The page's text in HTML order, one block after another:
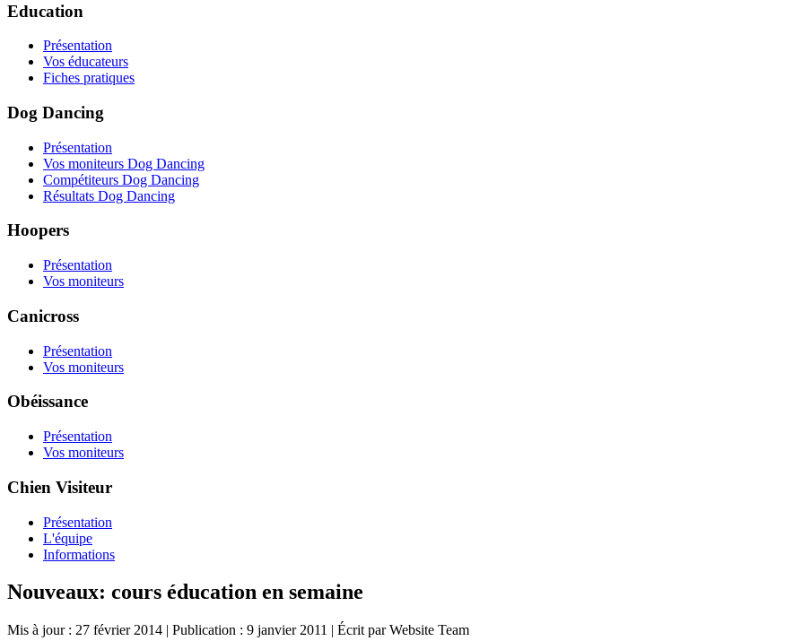
Education
Présentation
Vos éducateurs
Fiches pratiques
Dog Dancing
Présentation
Vos moniteurs Dog Dancing
Compétiteurs Dog Dancing
Résultats Dog Dancing
Hoopers
Présentation
Vos moniteurs
Canicross
Présentation
Vos moniteurs
Obéissance
Présentation
Vos moniteurs
Chien Visiteur
Présentation
L'équipe
Informations
Nouveaux: cours éducation en semaine
Mis à jour : 27 février 2014 | Publication : 9 janvier 2011 | Écrit par Website Team